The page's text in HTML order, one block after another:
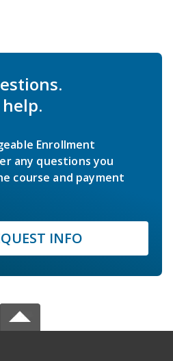
Enrollment
any questions you
course and payment
INFO